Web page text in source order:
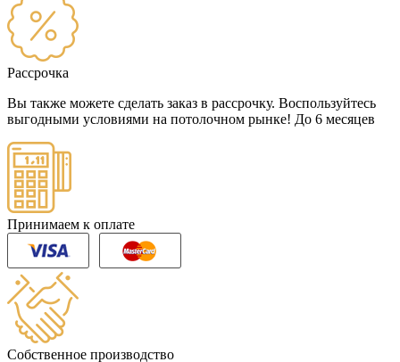
Рассрочка
Вы также можете сделать заказ в рассрочку. Воспользуйтесь
выгодными условиями на потолочном рынке! До 6 месяцев
Принимаем к оплате
Собственное производство